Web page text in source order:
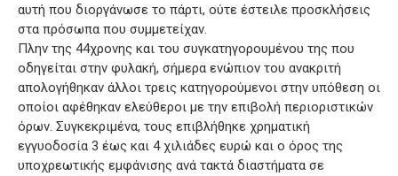
αυτή που διοργάνωσε το πάρτι, ούτε έστειλε προσκλήσεις
στα πρόσωπα που συμμετείχαν.
Πλην της 44χρονης και του συγκατηγορουμένου της που
οδηγείται στην φυλακή, σήμερα ενώπιον του ανακριτή
απολογήθηκαν άλλοι τρεις κατηγορούμενοι στην υπόθεση οι
οποίοι αφέθηκαν ελεύθεροι με την επιβολή περιοριστικών
όρων. Συγκεκριμένα, τους επιβλήθηκε χρηματική
εγγυοδοσία 3 έως και 4 χιλιάδες ευρώ και ο όρος της
υποχρεωτικής εμφάνισης ανά τακτά διαστήματα σε